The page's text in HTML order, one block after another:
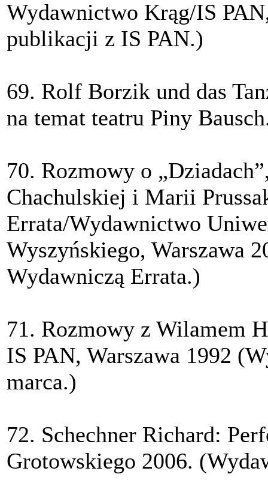
Wydawnictwo Krąg/IS
publikacji z IS PAN.)
69. Rolf Borzik und das
na temat teatru Piny
70. Rozmowy o
Chachulskiej i Marii
Errata/Wydawnictwo
Wyszyńskiego, Warszawa
Wydawniczą Errata.)
71. Rozmowy z Wilamem
IS PAN, Warszawa 1992
marca.)
72. Schechner Richard:
Grotowskiego 2006.